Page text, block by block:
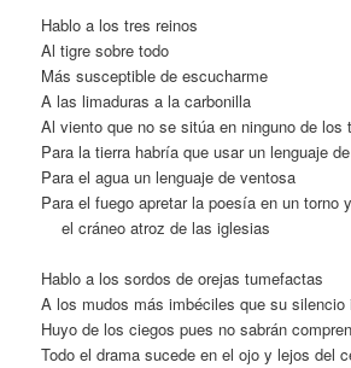
Hablo a los tres reinos
Al tigre sobre todo
Más susceptible de escucharme
A las limaduras a la carbonilla
Al viento que no se sitúa en ninguno de los
Para la tierra habría que usar un lenguaje
Para el agua un lenguaje de ventosa
Para el fuego apretar la poesía en un torno
el cráneo atroz de las iglesias
Hablo a los sordos de orejas tumefactas
A los mudos más imbéciles que su silencio
Huyo de los ciegos pues no sabrán
Todo el drama sucede en el ojo y lejos del